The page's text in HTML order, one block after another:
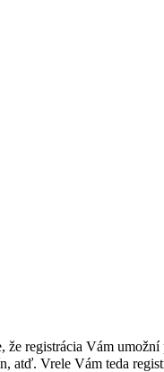
registrácia Vám
atď. Vrele Vám teda